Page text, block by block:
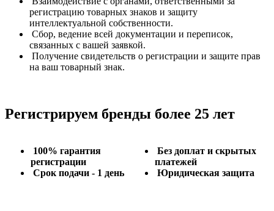
регистрацию товарных знаков и защиту
интеллектуальной собственности.
Сбор, ведение всей документации и переписок,
связанных с вашей заявкой.
Получение свидетельств о регистрации и защите прав
на ваш товарный знак.
Регистрируем бренды более 25 лет
100% гарантия
регистрации
Срок подачи - 1 день
Без доплат и скрытых
платежей
Юридическая защита